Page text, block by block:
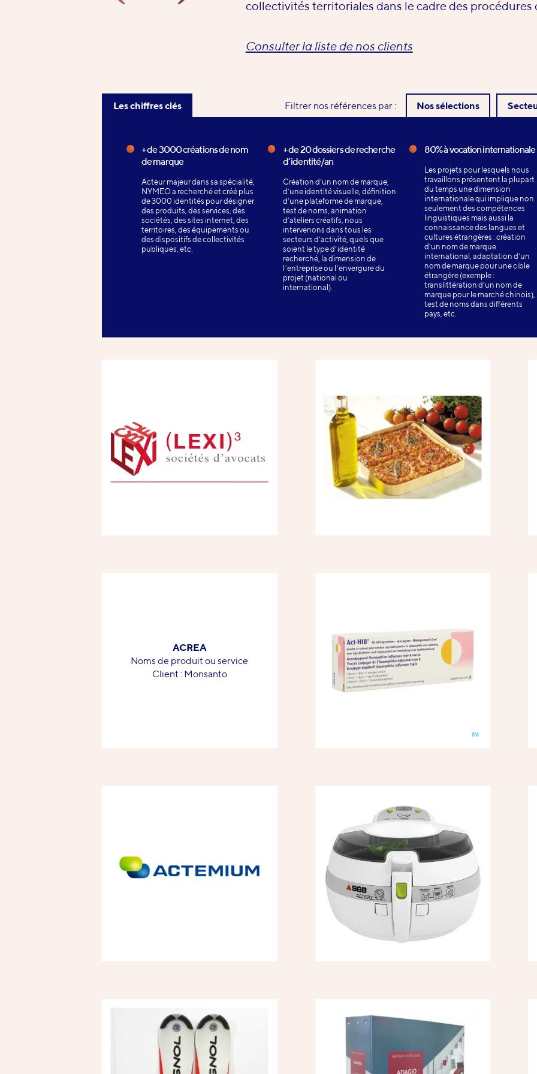
collectivités territoriales dans le cadre des procédures
Consulter la liste de nos clients
Les chiffres clés Filtrer nos références par : Nos sélections
chiffres+ de 3000 créations de nom
de marque
Acteur majeur dans sa spécialité,
NYMEO a recherché et créé plus
de 3000 identités pour désigner
des produits, des services, des
sociétés, des sites internet, des
territoires, des équipements ou
des dispositifs de collectivités
publiques, etc.
+ de 20 dossiers de recherche
d’identité/an
Création d’un nom de marque,
d’une identité visuelle, définition
d’une plateforme de marque,
test de noms, animation
d’ateliers créatifs, nous
intervenons dans tous les
secteurs d’activité, quels que
soient le type d’identité
recherché, la dimension de
l’entreprise ou l’envergure du
projet (national ou
international).
80% à vocation internationale
Les projets pour lesquels nous
travaillons présentent la plupart
du temps une dimension
internationale qui implique non
seulement des compétences
linguistiques mais aussi la
connaissance des langues et
cultures étrangères : création
d’un nom de marque
international, adaptation d’un
nom de marque pour une cible
étrangère (exemple :
translittération d’un nom de
marque pour le marché chinois),
test de noms dans différents
pays, etc.
ACREA
-
Noms de produit ou service
-
Client : Monsanto